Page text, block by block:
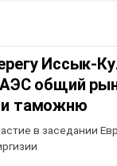
Иссык-
общий
и таможню
в заседании